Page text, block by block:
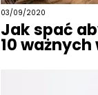
03/09/2020
Jak spać
10